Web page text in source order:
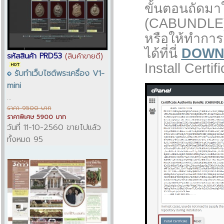
รหัสสินค้า PRD53 (สินค้าขายดี)
รับทำเว็บไซต์พระเครื่อง V1-
mini
...
ราคา 9500 บาท
ราคาพิเศษ 5900 บาท
วันที่ 11-10-2560 ขายไปแล้ว
ทั้งหมด 95
ขั้นตอนถัดมา
หรือให้ทำกา
ได้ที่นี่
Install